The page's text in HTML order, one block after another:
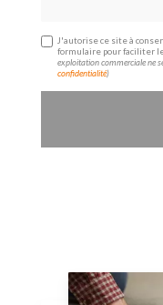
J'autorise ce site à
formulaire pour faciliter
exploitation commerciale ne
confidentialité)